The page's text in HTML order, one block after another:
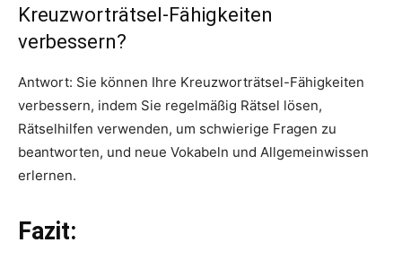
Kreuzworträtsel-Fähigkeiten
verbessern?
Antwort: Sie können Ihre Kreuzworträtsel-Fähigkeiten
verbessern, indem Sie regelmäßig Rätsel lösen,
Rätselhilfen verwenden, um schwierige Fragen zu
beantworten, und neue Vokabeln und Allgemeinwissen
erlernen.
Fazit: